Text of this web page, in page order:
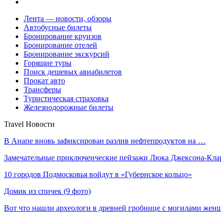
Лента — новости, обзоры
Автобусные билеты
Бронирование круизов
Бронирование отелей
Бронирование экскурсий
Горящие туры
Поиск дешевых авиабилетов
Прокат авто
Трансферы
Туристическая страховка
Железнодорожные билеты
Travel Новости
В Анапе вновь зафиксирован разлив нефтепродуктов на …
Замечательные приключенческие пейзажи Люка Джексона-
10 городов Подмосковья войдут в «Губернское кольцо»
Домик из спичек (9 фото)
Вот что нашли археологи в древней гробнице с могилами